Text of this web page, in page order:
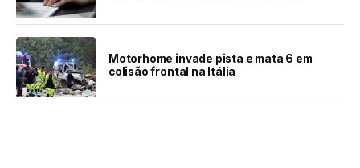
Motorhome invade pista e mata 6 em
colisão frontal na Itália